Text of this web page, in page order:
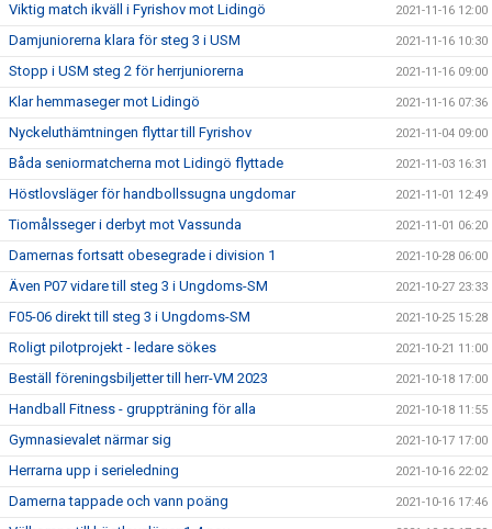
Viktig match ikväll i Fyrishov mot Lidingö 2021-11-16 12:00
Damjuniorerna klara för steg 3 i USM 2021-11-16 10:30
Stopp i USM steg 2 för herrjuniorerna 2021-11-16 09:00
Klar hemmaseger mot Lidingö 2021-11-16 07:36
Nyckeluthämtningen flyttar till Fyrishov 2021-11-04 09:00
Båda seniormatcherna mot Lidingö flyttade 2021-11-03 16:31
Höstlovsläger för handbollssugna ungdomar 2021-11-01 12:49
Tiomålsseger i derbyt mot Vassunda 2021-11-01 06:20
Damernas fortsatt obesegrade i division 1 2021-10-28 06:00
Även P07 vidare till steg 3 i Ungdoms-SM 2021-10-27 23:33
F05-06 direkt till steg 3 i Ungdoms-SM 2021-10-25 15:28
Roligt pilotprojekt - ledare sökes 2021-10-21 11:00
Beställ föreningsbiljetter till herr-VM 2023 2021-10-18 17:00
Handball Fitness - gruppträning för alla 2021-10-18 11:55
Gymnasievalet närmar sig 2021-10-17 17:00
Herrarna upp i serieledning 2021-10-16 22:02
Damerna tappade och vann poäng 2021-10-16 17:46